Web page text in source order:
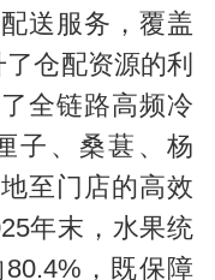
送服务，覆盖
仓配资源的利
全链路高频冷
子、桑葚、杨
至门店的高效
年末，水果统
，既保障